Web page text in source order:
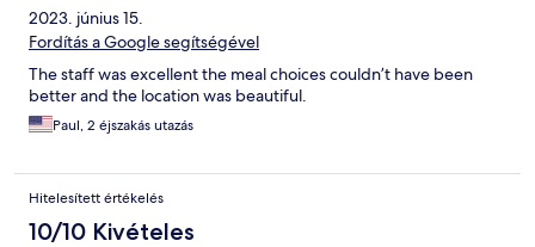
2023. június 15.
Fordítás a Google segítségével
The staff was excellent the meal choices couldn’t have been
better and the location was beautiful.
Paul, 2 éjszakás utazás
Hitelesített értékelés
10/10 Kivételes